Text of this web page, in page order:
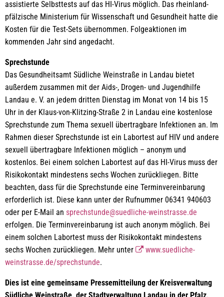
assistierte Selbsttests auf das HI-Virus möglich. Das rheinland-
pfälzische Ministerium für Wissenschaft und Gesundheit hatte die
Kosten für die Test-Sets übernommen. Folgeaktionen im
kommenden Jahr sind angedacht.
Sprechstunde
Das Gesundheitsamt Südliche Weinstraße in Landau bietet
außerdem zusammen mit der Aids-, Drogen- und Jugendhilfe
Landau e. V. an jedem dritten Dienstag im Monat von 14 bis 15
Uhr in der Klaus-von-Klitzing-Straße 2 in Landau eine kostenlose
Sprechstunde zum Thema sexuell übertragbare Infektionen an. Im
Rahmen dieser Sprechstunde ist ein Labortest auf HIV und andere
sexuell übertragbare Infektionen möglich – anonym und
kostenlos. Bei einem solchen Labortest auf das HI-Virus muss der
Risikokontakt mindestens sechs Wochen zurückliegen. Bitte
beachten, dass für die Sprechstunde eine Terminvereinbarung
erforderlich ist. Diese kann unter der Rufnummer 06341 940603
oder per E-Mail an sprechstunde@suedliche-weinstrasse.de
erfolgen. Die Terminvereinbarung ist auch anonym möglich. Bei
einem solchen Labortest muss der Risikokontakt mindestens
sechs Wochen zurückliegen. Mehr unter
www.suedliche-
weinstrasse.de/sprechstunde.
Dies ist eine gemeinsame Pressemitteilung der Kreisverwaltung
Südliche Weinstraße, der Stadtverwaltung Landau in der Pfalz,